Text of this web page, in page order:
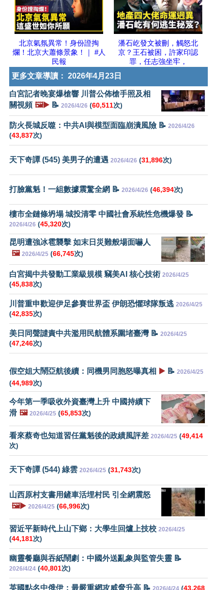
北京氣氛異常！身份證掏
爛！北京大蕭條景象！｜ #人
民報
潘石屹發文被刪，觸怒北
京？王石被困，許家印認
罪，任志強坐牢，
更多文章導讀： 2026年4月23日
白宮記者晚宴爆槍響 川普公佈槍手照及相
關視頻 🖼️▶️ 📝 2026/4/26 (60,511次)
防火長城反噬：中共AI與模型面臨崩潰風險 📝 2026/4/26
(43,837次)
天下奇譚 (545) 美男子的遭遇 2026/4/26 (31,896次)
打臉黨魁！一組數據震驚全網 📝 2026/4/26 (46,394次)
樓市全鏈條坍塌 城投清零 中國社會系統性危機爆發 📝
2026/4/26 (45,320次)
昆明遭強冰雹襲擊 如末日災難般場面嚇人
🖼️ 2026/4/25 (66,745次)
白宮揭中共發動工業級規模 竊美AI 核心技術 2026/4/25
(45,838次)
川普重申歡迎伊足參賽世界盃 伊朗恐懼球隊叛逃 2026/4/25
(42,835次)
美日同聲譴責中共濫用民航體系圍堵臺灣 📝 2026/4/25
(47,246次)
假空姐大鬧亞航後續：同機男同胞怒曝真相 ▶️ 📝 2026/4/25
(44,989次)
今年第一季吸收外資臺灣上升 中國持續下
滑 🖼️ 2026/4/25 (65,853次)
看來蔡奇也知道習任黨魁後的政績風評差 2026/4/25 (49,414
次)
天下奇譚 (544) 綠雲 2026/4/25 (31,743次)
山西原村支書用鏟車活埋村民 引全網震怒
🖼️▶️ 2026/4/25 (66,996次)
習近平新時代上山下鄉：大學生回爐上技校 2026/4/25
(44,181次)
幽靈餐廳與吞紙鬧劇：中國外送亂象與監管失靈 📝
2026/4/24 (40,801次)
英國點名中俄伊：最嚴重網攻威脅升高 📝 2026/4/24 (43,268